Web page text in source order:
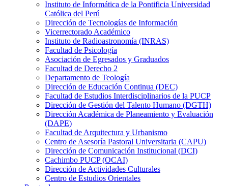
Instituto de Informática de la Pontificia Universidad
Católica del Perú
Dirección de Tecnologías de Información
Vicerrectorado Académico
Instituto de Radioastronomía (INRAS)
Facultad de Psicología
Asociación de Egresados y Graduados
Facultad de Derecho 2
Departamento de Teología
Dirección de Educación Continua (DEC)
Facultad de Estudios Interdisciplinarios de la PUCP
Dirección de Gestión del Talento Humano (DGTH)
Dirección Académica de Planeamiento y Evaluación
(DAPE)
Facultad de Arquitectura y Urbanismo
Centro de Asesoría Pastoral Universitaria (CAPU)
Dirección de Comunicación Institucional (DCI)
Cachimbo PUCP (OCAI)
Dirección de Actividades Culturales
Centro de Estudios Orientales